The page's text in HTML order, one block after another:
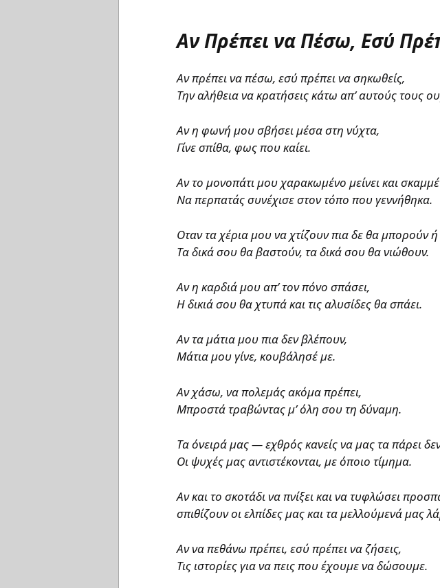
Αν Πρέπει να Πέσω, Εσύ
Αν πρέπει να πέσω, εσύ πρέπει να σηκωθείς,
Την αλήθεια να κρατήσεις κάτω απ’ αυτούς τους
Αν η φωνή μου σβήσει μέσα στη νύχτα,
Γίνε σπίθα, φως που καίει.
Αν το μονοπάτι μου χαρακωμένο μείνει και
Να περπατάς συνέχισε στον τόπο που γεννήθηκα.
Οταν τα χέρια μου να χτίζουν πια δε θα μπορούν ή
Τα δικά σου θα βαστούν, τα δικά σου θα νιώθουν.
Αν η καρδιά μου απ’ τον πόνο σπάσει,
Η δικιά σου θα χτυπά και τις αλυσίδες θα σπάει.
Αν τα μάτια μου πια δεν βλέπουν,
Μάτια μου γίνε, κουβάλησέ με.
Αν χάσω, να πολεμάς ακόμα πρέπει,
Μπροστά τραβώντας μ’ όλη σου τη δύναμη.
Τα όνειρά μας — εχθρός κανείς να μας τα πάρει
Οι ψυχές μας αντιστέκονται, με όποιο τίμημα.
Αν και το σκοτάδι να πνίξει και να τυφλώσει
σπιθίζουν οι ελπίδες μας και τα μελλούμενά μας
Αν να πεθάνω πρέπει, εσύ πρέπει να ζήσεις,
Τις ιστορίες για να πεις που έχουμε να δώσουμε.